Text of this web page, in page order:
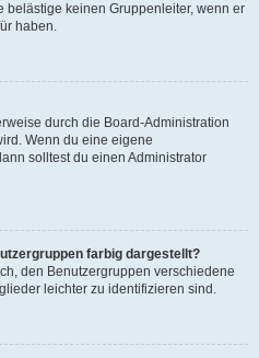
belästige keinen Gruppenleiter, wenn er
haben.
durch die Board-Administration
Wenn du eine eigene
solltest du einen Administrator
farbig dargestellt?
den Benutzergruppen verschiedene
leichter zu identifizieren sind.